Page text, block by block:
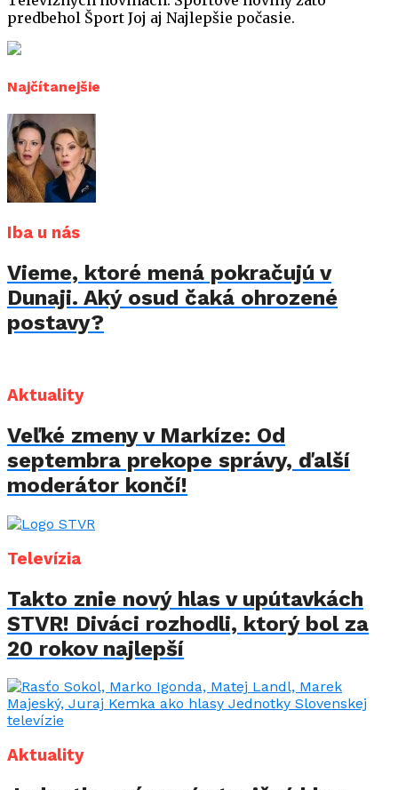
predbehol Šport Joj aj Najlepšie počasie.
Najčítanejšie
Iba u nás
Vieme, ktoré mená pokračujú v
Dunaji. Aký osud čaká ohrozené
postavy?
Aktuality
Veľké zmeny v Markíze: Od
septembra prekope správy, ďalší
moderátor končí!
Televízia
Takto znie nový hlas v upútavkách
STVR! Diváci rozhodli, ktorý bol za
20 rokov najlepší
Aktuality